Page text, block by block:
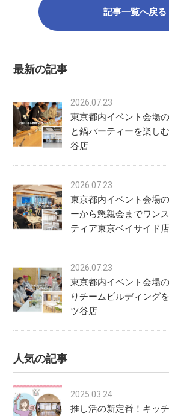
記事一覧へ戻る
最新の記事
2026.07.23
東京都内イベント会場
と鍋パーティーを楽し
谷店
2026.07.23
東京都内イベント会場
ーから懇親会までワン
ティア東京ベイサイド店
2026.07.23
東京都内イベント会場
りチームビルディング
ツ谷店
人気の記事
2025.03.24
推し活の新定番！キッ